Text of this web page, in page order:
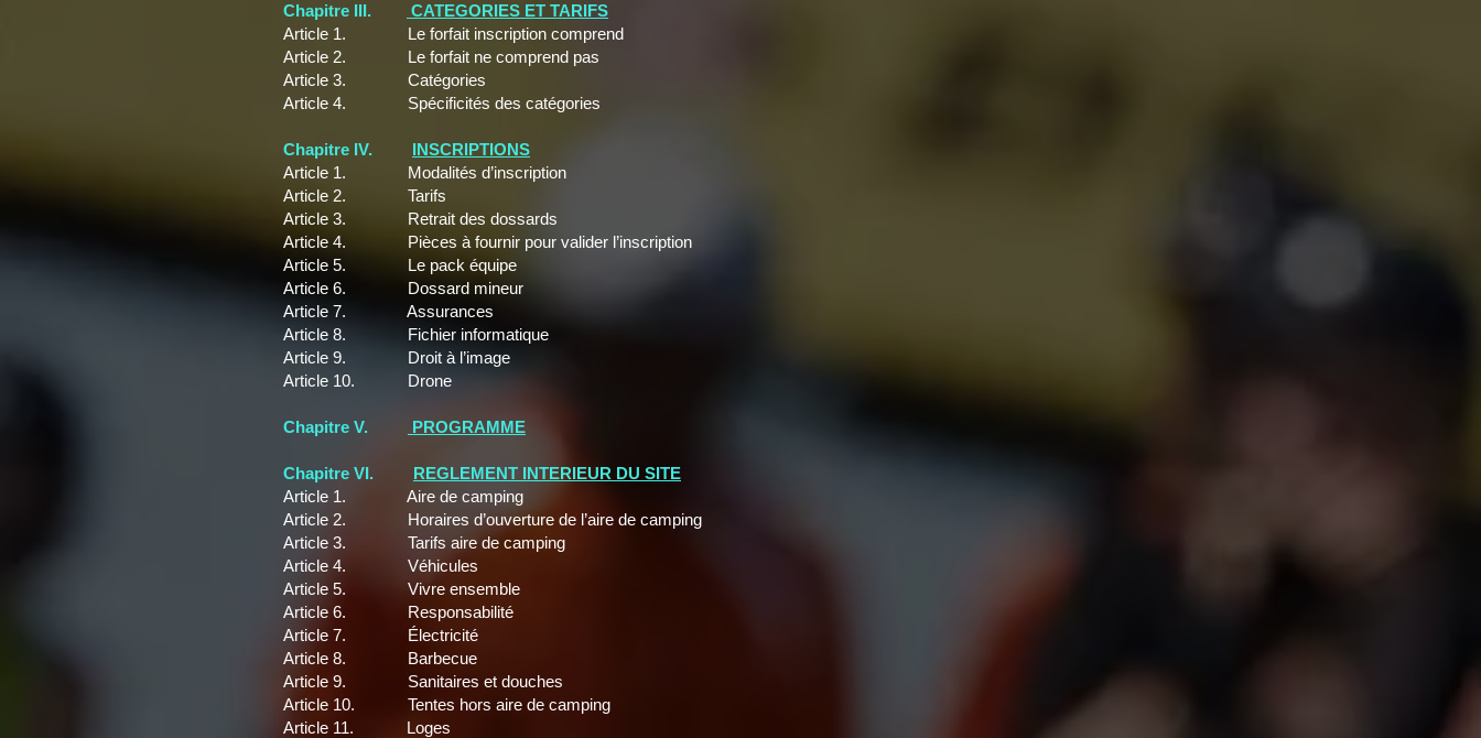
Chapitre III.
CATEGORIES ET TARIFS
Article 1. Le forfait inscription comprend
Article 2. Le forfait ne comprend pas
Article 3. Catégories
Article 4. Spécificités des catégories
Chapitre IV. INSCRIPTIONS
Article 1. Modalités d’inscription
Article 2. Tarifs
Article 3. Retrait des dossards
Article 4. Pièces à fournir pour valider l’inscription
Article 5. Le pack équipe
Article 6. Dossard mineur
Article 7. Assurances
Article 8. Fichier informatique
Article 9. Droit à l’image
Article 10. Drone
Chapitre V. PROGRAMME
Chapitre VI. REGLEMENT INTERIEUR DU SITE
Article 1. Aire de camping
Article 2. Horaires d’ouverture de l’aire de camping
Article 3. Tarifs aire de camping
Article 4. Véhicules
Article 5. Vivre ensemble
Article 6. Responsabilité
Article 7. Électricité
Article 8. Barbecue
Article 9. Sanitaires et douches
Article 10. Tentes hors aire de camping
Article 11. Loges